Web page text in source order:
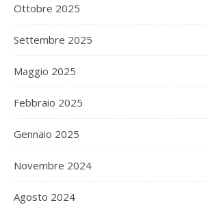
Ottobre 2025
Settembre 2025
Maggio 2025
Febbraio 2025
Gennaio 2025
Novembre 2024
Agosto 2024